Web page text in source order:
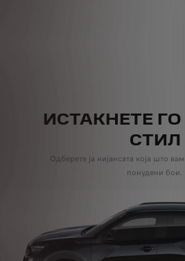
ИСТАКНЕТЕ
СТИЛ
Одберете ја нијансата која што
понудени бои.